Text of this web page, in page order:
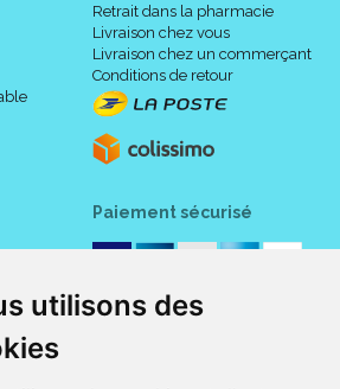
utilisons des
Retrait dans la pharmacie
Livraison chez vous
Livraison chez un commerçant
Conditions de retour
Paiement sécurisé